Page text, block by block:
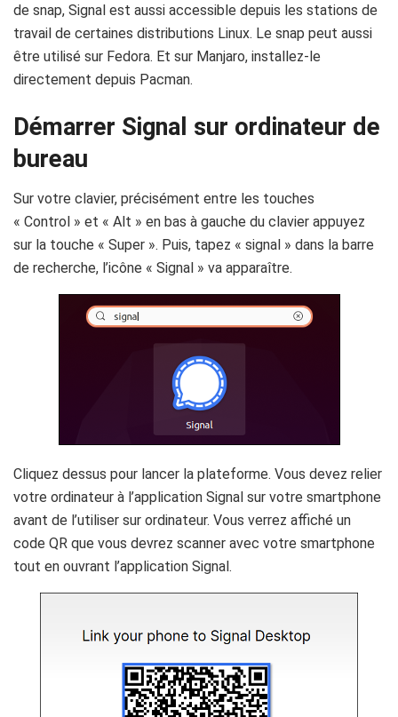
de snap, Signal est aussi accessible depuis les stations de
travail de certaines distributions Linux. Le snap peut aussi
être utilisé sur Fedora. Et sur Manjaro, installez-le
directement depuis Pacman.
Démarrer Signal sur ordinateur de
bureau
Sur votre clavier, précisément entre les touches
« Control » et « Alt » en bas à gauche du clavier appuyez
sur la touche « Super ». Puis, tapez « signal » dans la barre
de recherche, l’icône « Signal » va apparaître.
Cliquez dessus pour lancer la plateforme. Vous devez relier
votre ordinateur à l’application Signal sur votre smartphone
avant de l’utiliser sur ordinateur. Vous verrez affiché un
code QR que vous devrez scanner avec votre smartphone
tout en ouvrant l’application Signal.